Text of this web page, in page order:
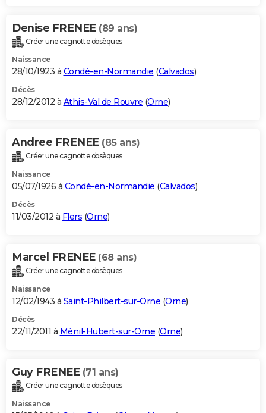
Denise FRENEE (89 ans)
Créer une cagnotte obsèques
Naissance
28/10/1923 à Condé-en-Normandie (Calvados)
Décès
28/12/2012 à Athis-Val de Rouvre (Orne)
Andree FRENEE (85 ans)
Créer une cagnotte obsèques
Naissance
05/07/1926 à Condé-en-Normandie (Calvados)
Décès
11/03/2012 à Flers (Orne)
Marcel FRENEE (68 ans)
Créer une cagnotte obsèques
Naissance
12/02/1943 à Saint-Philbert-sur-Orne (Orne)
Décès
22/11/2011 à Ménil-Hubert-sur-Orne (Orne)
Guy FRENEE (71 ans)
Créer une cagnotte obsèques
Naissance